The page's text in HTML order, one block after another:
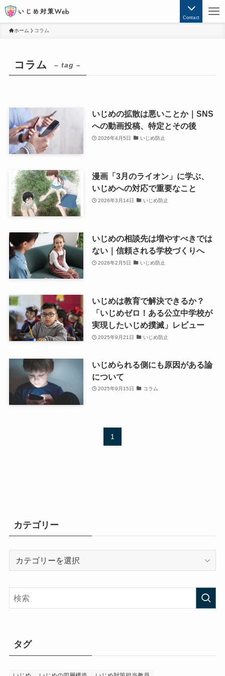
Contact
ホーム コラム
コラム – tag –
いじめの拡散は悪いことか｜SNS
への動画投稿、特定とその後
2026年4月5日 いじめ防止
漫画「3月のライオン」に学ぶ、
いじめへの対応で重要なこと
2026年3月14日 いじめ防止
いじめの相談先は増やすべきでは
ない｜信頼される学校づくりへ
2026年2月5日 いじめ防止
いじめは教育で解決できるか？
「いじめゼロ！ある公立中学校が
実現したいじめ撲滅」レビュー
2025年9月21日 いじめ防止
いじめられる側にも原因がある論
について
2025年9月15日 コラム
1
カテゴリー
リ
タグ